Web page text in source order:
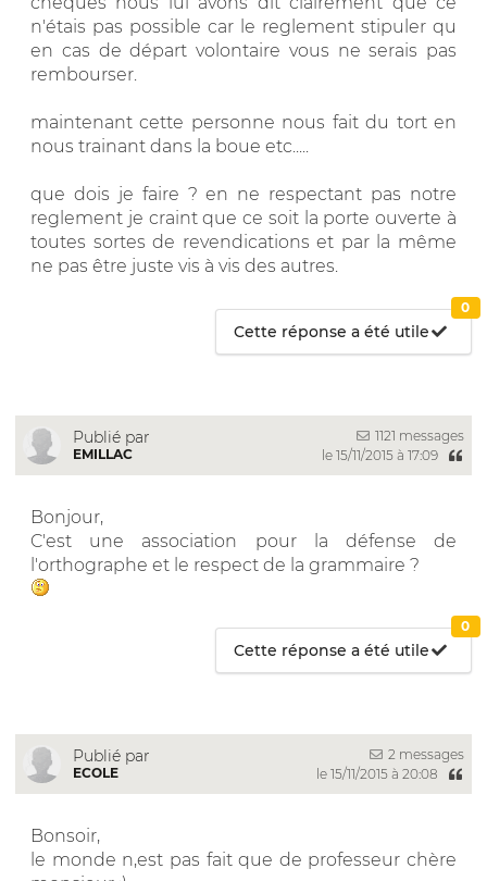
n'étais pas possible car le reglement stipuler qu
en cas de départ volontaire vous ne serais pas
rembourser.
maintenant cette personne nous fait du tort en
nous trainant dans la boue etc.....
que dois je faire ? en ne respectant pas notre
reglement je craint que ce soit la porte ouverte à
toutes sortes de revendications et par la même
ne pas être juste vis à vis des autres.
Cette réponse a été utile
0
Publié par
EMILLAC
1121 messages
le 15/11/2015 à 17:09
Bonjour,
C'est une association pour la défense de
l'orthographe et le respect de la grammaire ?
Cette réponse a été utile
0
Publié par
ECOLE
2 messages
le 15/11/2015 à 20:08
Bonsoir,
le monde n,est pas fait que de professeur chère